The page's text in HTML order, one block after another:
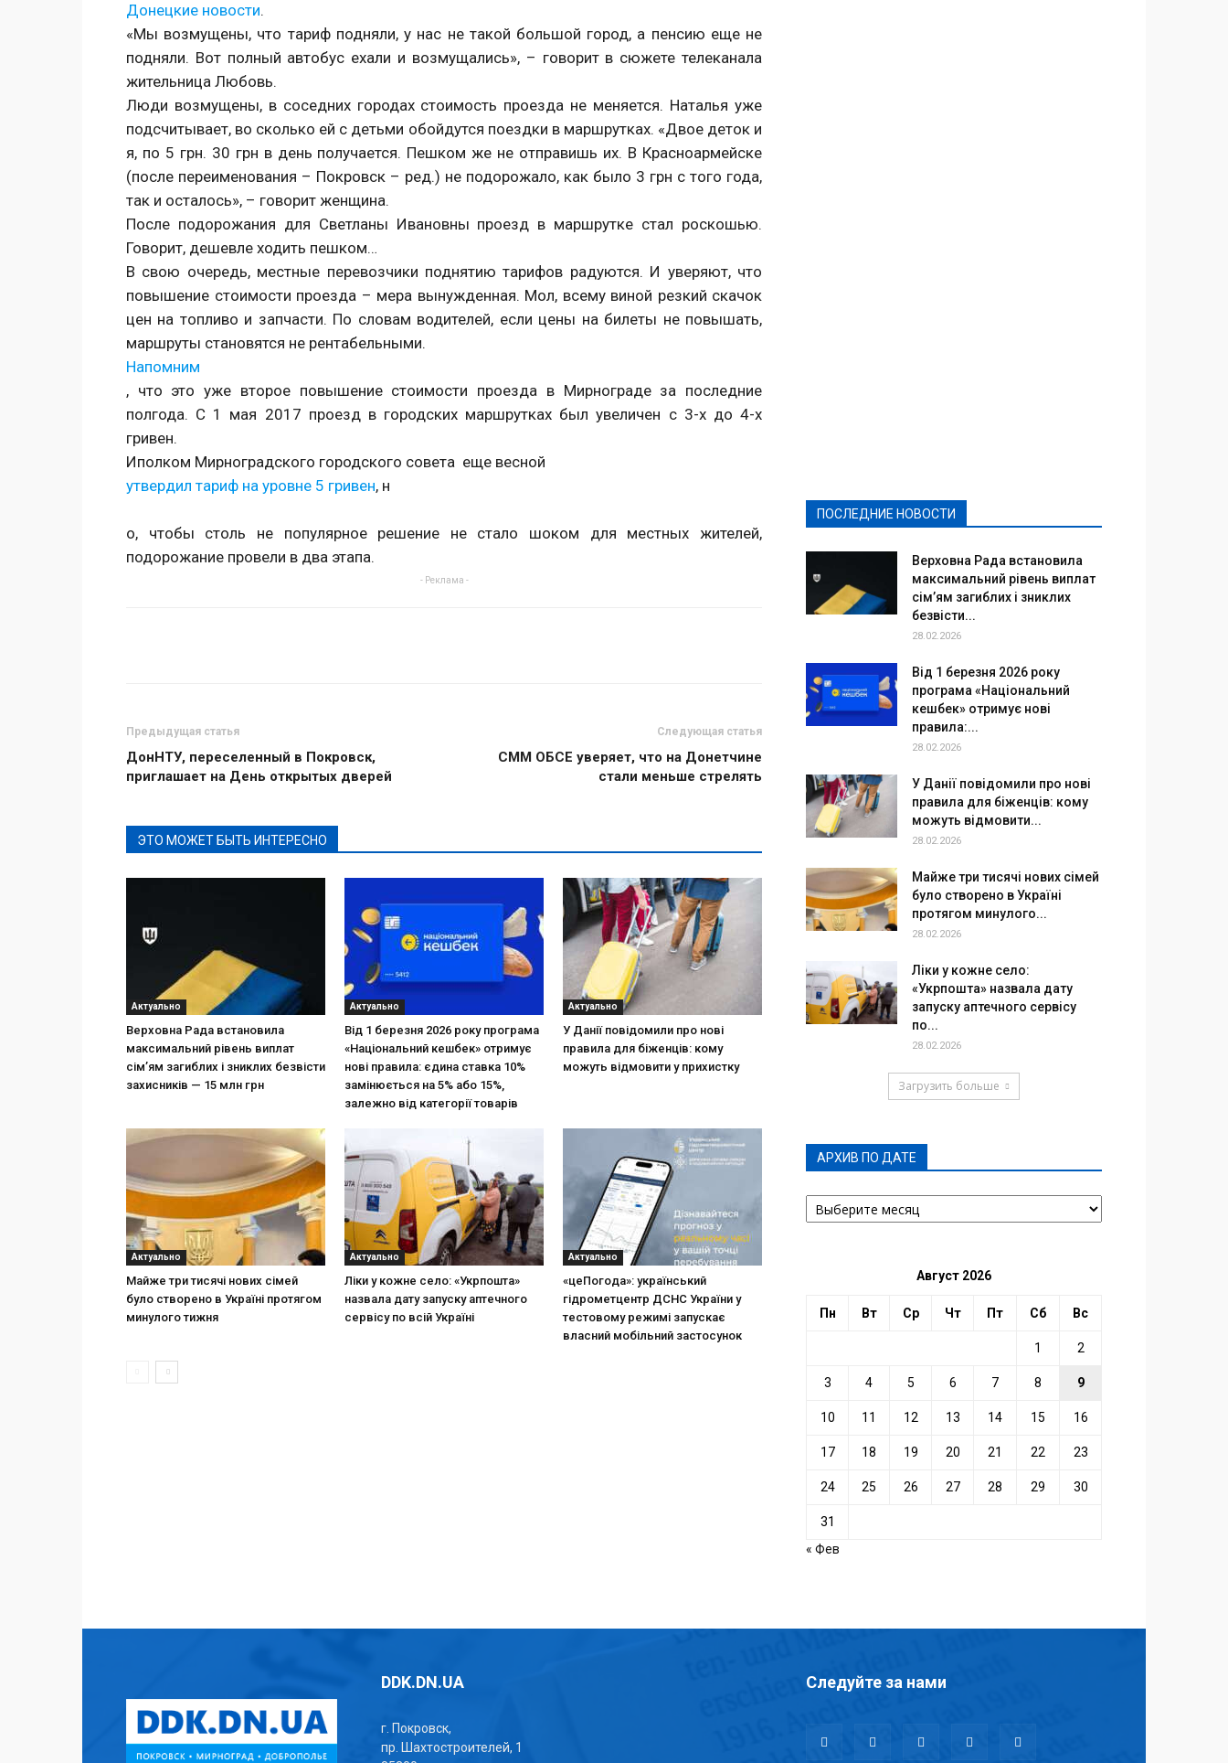
Донецкие новости.
«Мы возмущены, что тариф подняли, у нас не такой большой город, а пенсию еще не
подняли. Вот полный автобус ехали и возмущались», – говорит в сюжете телеканала
жительница Любовь.
Люди возмущены, в соседних городах стоимость проезда не меняется. Наталья уже
подсчитывает, во сколько ей с детьми обойдутся поездки в маршрутках. «Двое деток и
я, по 5 грн. 30 грн в день получается. Пешком же не отправишь их. В Красноармейске
(после переименования – Покровск – ред.) не подорожало, как было 3 грн с того года,
так и осталось», – говорит женщина.
После подорожания для Светланы Ивановны проезд в маршрутке стал роскошью.
Говорит, дешевле ходить пешком…
В свою очередь, местные перевозчики поднятию тарифов радуются. И уверяют, что
повышение стоимости проезда – мера вынужденная. Мол, всему виной резкий скачок
цен на топливо и запчасти. По словам водителей, если цены на билеты не повышать,
маршруты становятся не рентабельными.
Напомним
, что это уже второе повышение стоимости проезда в Мирнограде за последние
полгода. С 1 мая 2017 проезд в городских маршрутках был увеличен с 3-х до 4-х
гривен.
Иполком Мирноградского городского совета еще весной
утвердил тариф на уровне 5 гривен, н
о, чтобы столь не популярное решение не стало шоком для местных жителей,
подорожание провели в два этапа.
- Реклама -
Предыдущая статья
ДонНТУ, переселенный в Покровск,
приглашает на День открытых дверей
Следующая статья
СММ ОБСЕ уверяет, что на Донетчине
стали меньше стрелять
ЭТО МОЖЕТ БЫТЬ ИНТЕРЕСНО
Актуально
Верховна Рада встановила
максимальний рівень виплат
сім’ям загиблих і зниклих безвісти
захисників — 15 млн грн
Актуально
Від 1 березня 2026 року програма
«Національний кешбек» отримує
нові правила: єдина ставка 10%
замінюється на 5% або 15%,
залежно від категорії товарів
Актуально
У Данії повідомили про нові
правила для біженців: кому
можуть відмовити у прихистку
Актуально
Майже три тисячі нових сімей
було створено в Україні протягом
минулого тижня
Актуально
Ліки у кожне село: «Укрпошта»
назвала дату запуску аптечного
сервісу по всій Україні
Актуально
«цеПогода»: український
гідрометцентр ДСНС України у
тестовому режимі запускає
власний мобільний застосунок
ПОСЛЕДНИЕ НОВОСТИ
Верховна Рада встановила
максимальний рівень виплат
сім’ям загиблих і зниклих
безвісти...
28.02.2026
Від 1 березня 2026 року
програма «Національний
кешбек» отримує нові
правила:...
28.02.2026
У Данії повідомили про нові
правила для біженців: кому
можуть відмовити...
28.02.2026
Майже три тисячі нових сімей
було створено в Україні
протягом минулого...
28.02.2026
Ліки у кожне село:
«Укрпошта» назвала дату
запуску аптечного сервісу
по...
28.02.2026
Загрузить больше
АРХИВ ПО ДАТЕ
АРХИВ
ПО
Август 2026
Пн Вт Ср Чт Пт Сб Вс
1 2
3 4 5 6 7 8 9
10 11 12 13 14 15 16
17 18 19 20 21 22 23
24 25 26 27 28 29 30
31
« Фев
DDK.DN.UA
г. Покровск,
пр. Шахтостроителей, 1
Следуйте за нами